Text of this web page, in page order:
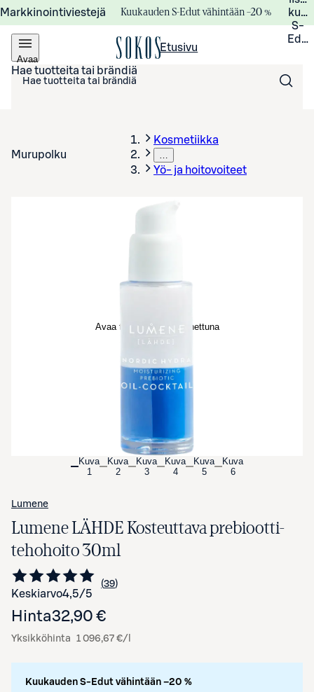
Markkinointiviestejä Kuukauden S-Edut vähintään –20 %
S-
Avaa
valikko
Etusivu
Hae tuotteita tai brändiä
Murupolku
Kosmetiikka
…
Yö- ja hoitovoiteet
Avaa tuotekuva suurennettuna
Kuva
1
Kuva
2
Kuva
3
Kuva
4
Kuva
5
Kuva
6
Lumene
Lumene LÄHDE Kosteuttava prebiootti-
tehohoito 30ml
Keskiarvo4,5/5 Siirry arvioihin
39
kappaletta
Hinta32,90 €
Yksikköhinta 1 096,67 €/l
Kuukauden S-Edut vähintään –20 %